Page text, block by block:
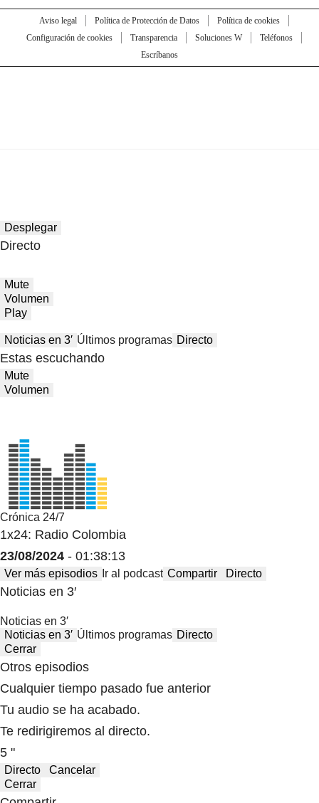
Aviso legal Política de Protección de Datos
Política de cookies
Configuración de cookies
Transparencia Soluciones W
Teléfonos
Escríbanos
Desplegar
Directo
Mute
Volumen
Play
Noticias en 3′ Últimos programas Directo
Estas escuchando
Mute
Volumen
Crónica 24/7
1x24: Radio Colombia
23/08/2024 - 01:38:13
Ver más episodios Ir al podcast Compartir Directo
Noticias en 3′
Noticias en 3′
Noticias en 3′ Últimos programas Directo
Cerrar
Otros episodios
Cualquier tiempo pasado fue anterior
Tu audio se ha acabado.
Te redirigiremos al directo.
5 "
Directo
Cancelar
Cerrar